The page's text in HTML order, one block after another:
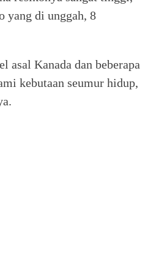
yang di unggah, 8
asal Kanada dan beberapa
kebutaan seumur hidup,